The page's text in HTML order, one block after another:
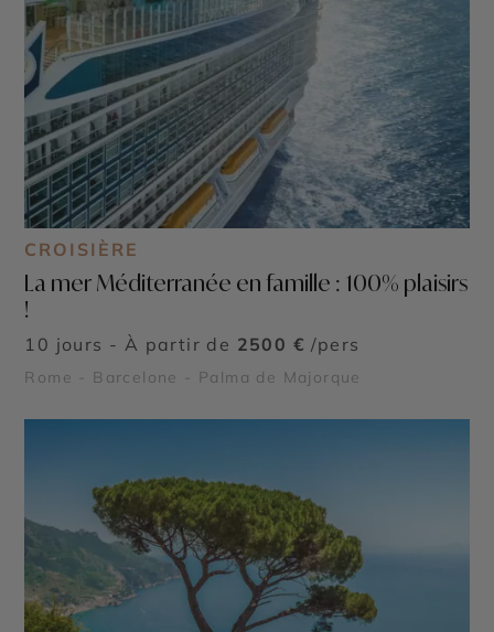
CROISIÈRE
La mer Méditerranée en famille : 100% plaisirs
!
10 jours - À partir de 2500 € /pers
Rome - Barcelone - Palma de Majorque